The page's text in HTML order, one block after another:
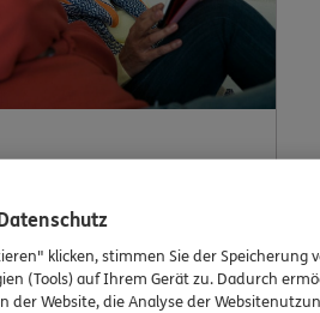
klicken, stimmen Sie der Speicherung
(Tools) auf Ihrem Gerät zu. Dadurch
der Website, die Analyse der